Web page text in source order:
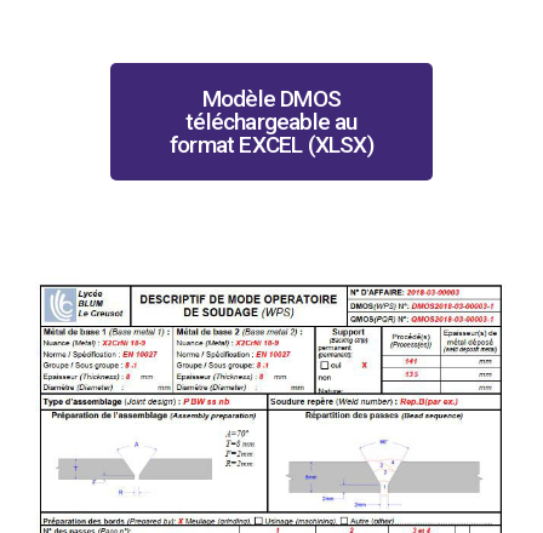
Modèle DMOS
téléchargeable au
format EXCEL (XLSX)